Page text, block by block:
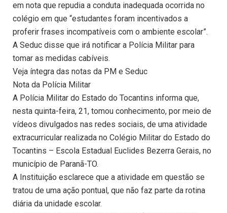
em nota que repudia a conduta inadequada ocorrida no
colégio em que “estudantes foram incentivados a
proferir frases incompatíveis com o ambiente escolar”.
A Seduc disse que irá notificar a Polícia Militar para
tomar as medidas cabíveis.
Veja íntegra das notas da PM e Seduc
Nota da Polícia Militar
A Polícia Militar do Estado do Tocantins informa que,
nesta quinta-feira, 21, tomou conhecimento, por meio de
vídeos divulgados nas redes sociais, de uma atividade
extracurricular realizada no Colégio Militar do Estado do
Tocantins – Escola Estadual Euclides Bezerra Gerais, no
município de Paranã-TO.
A Instituição esclarece que a atividade em questão se
tratou de uma ação pontual, que não faz parte da rotina
diária da unidade escolar.